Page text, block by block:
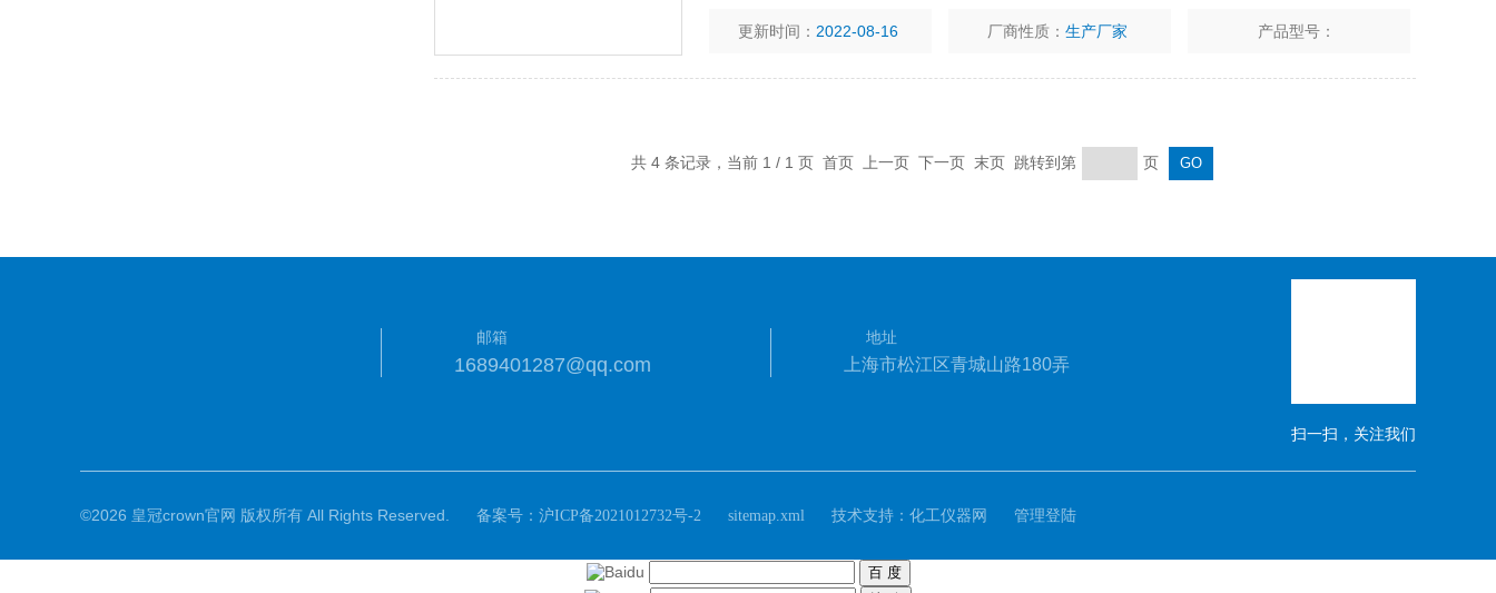
更新时间： 2022-08-16 厂商性质：生产厂家 产品型号：
共 4 条记录，当前 1 / 1 页 首页 上一页 下一页 末页 跳转到第 页
邮箱
1689401287@qq.com
地址
上海市松江区青城山路180弄
扫一扫，关注我们
©2026 皇冠crown官网 版权所有 All Rights Reserved. 备案号： 沪ICP备2021012732号-2 sitemap.xml 技术支持： 化工仪器网 管理登陆